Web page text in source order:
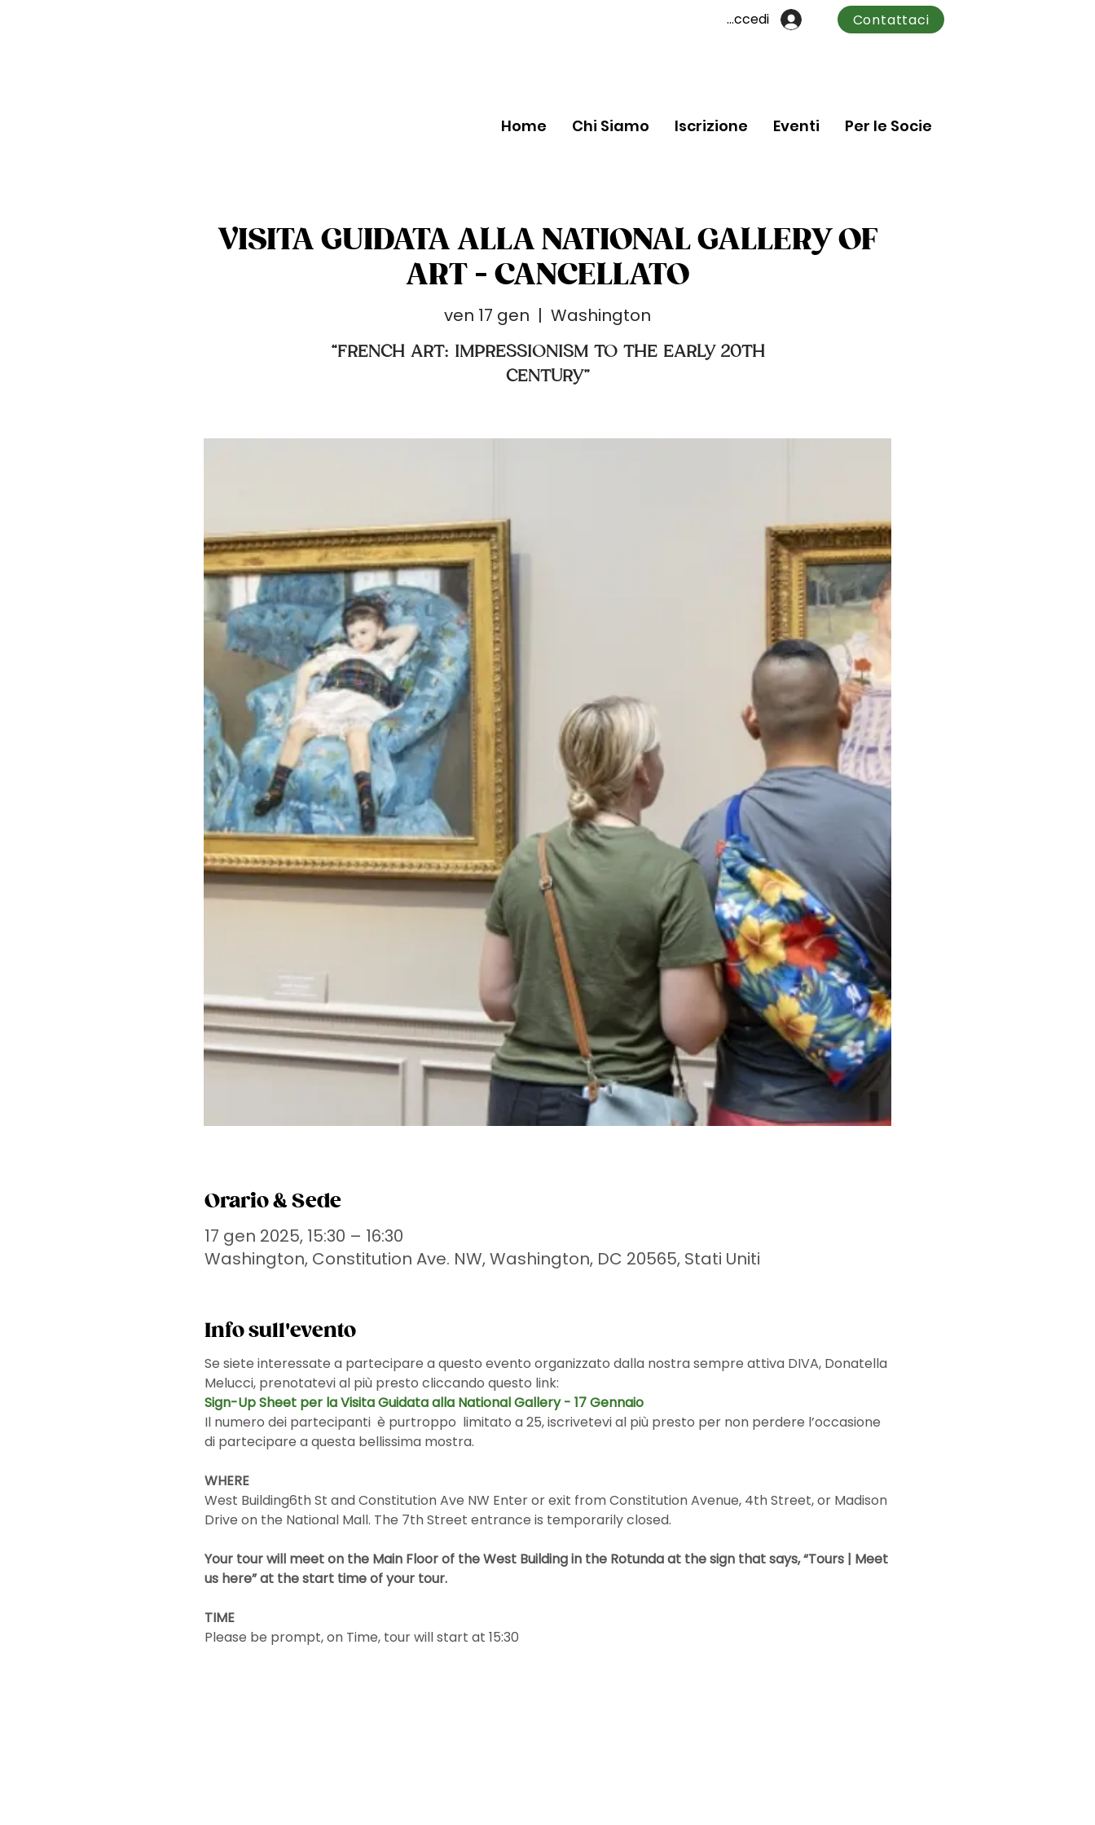
Accedi Contattaci
Home Chi Siamo Iscrizione Eventi Per le Socie
VISITA GUIDATA ALLA NATIONAL GALLERY OF
ART - CANCELLATO
ven 17 gen
  |
Washington
“FRENCH ART: IMPRESSIONISM TO THE EARLY 20TH
CENTURY”
Orario & Sede
17 gen 2025, 15:30 – 16:30
Washington, Constitution Ave. NW, Washington, DC 20565, Stati Uniti
Info sull'evento
Se siete interessate a partecipare a questo evento organizzato dalla nostra sempre attiva DIVA, Donatella
Melucci, prenotatevi al più presto cliccando questo link:
Sign-Up Sheet per la Visita Guidata alla National Gallery - 17 Gennaio
Il numero dei partecipanti  è purtroppo  limitato a 25, iscrivetevi al più presto per non perdere l’occasione
di partecipare a questa bellissima mostra.
WHERE
West Building6th St and Constitution Ave NW Enter or exit from Constitution Avenue, 4th Street, or Madison
Drive on the National Mall. The 7th Street entrance is temporarily closed.
Your tour will meet on the Main Floor of the West Building in the Rotunda at the sign that says, “Tours | Meet
us here” at the start time of your tour.
TIME
Please be prompt, on Time, tour will start at 15:30